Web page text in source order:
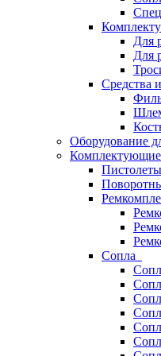
Для
Для
Средства
Оборудование
Комплектующие
Сопла